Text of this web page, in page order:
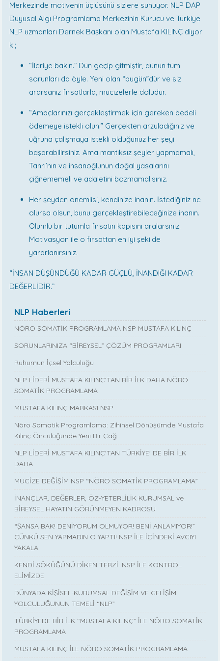
Merkezinde motivenin üçlüsünü sizlere sunuyor. NLP DAP
Duyusal Algı Programlama Merkezinin Kurucu ve Türkiye
NLP uzmanları Dernek Başkanı olan Mustafa KILINÇ diyor
ki;
“İleriye bakın.” Dün geçip gitmiştir, dünün tüm
sorunları da öyle. Yeni olan “bugün”dür ve siz
ararsanız fırsatlarla, mucizelerle doludur.
“Amaçlarınızı gerçekleştirmek için gereken bedeli
ödemeye istekli olun.” Gerçekten arzuladığınız ve
uğruna çalışmaya istekli olduğunuz her şeyi
başarabilirsiniz. Ama mantıksız şeyler yapmamalı,
Tanrı’nın ve insanoğlunun doğal yasalarını
çiğnememeli ve adaletini bozmamalısınız.
Her şeyden önemlisi, kendinize inanın. İstediğiniz ne
olursa olsun, bunu gerçekleştirebileceğinize inanın.
Olumlu bir tutumla fırsatın kapısını aralarsınız.
Motivasyon ile o fırsattan en iyi şekilde
yararlanırsınız.
“İNSAN DÜŞÜNDÜĞÜ KADAR GÜÇLÜ, İNANDIĞI KADAR
DEĞERLİDİR.”
NLP Haberleri
NÖRO SOMATİK PROGRAMLAMA NSP MUSTAFA KILINÇ
SORUNLARINIZA “BİREYSEL” ÇÖZÜM PROGRAMLARI
Ruhumun İçsel Yolculuğu
NLP LİDERİ MUSTAFA KILINÇ’TAN BİR İLK DAHA NÖRO
SOMATİK PROGRAMLAMA
MUSTAFA KILINÇ MARKASI NSP
Nöro Somatik Programlama: Zihinsel Dönüşümde Mustafa
Kılınç Öncülüğünde Yeni Bir Çağ
NLP LİDERİ MUSTAFA KILINÇ'TAN TÜRKİYE' DE BİR İLK
DAHA
MUCİZE DEĞİŞİM NSP “NÖRO SOMATİK PROGRAMLAMA”
İNANÇLAR, DEĞERLER, ÖZ-YETERLİLİK KURUMSAL ve
BİREYSEL HAYATIN GÖRÜNMEYEN KADROSU
“ŞANSA BAK! DENİYORUM OLMUYOR! BENİ ANLAMIYOR!”
ÇÜNKÜ SEN YAPMADIN O YAPTI! NSP İLE İÇİNDEKİ AVCIYI
YAKALA
KENDİ SÖKÜĞÜNÜ DİKEN TERZİ: NSP İLE KONTROL
ELİMİZDE
DÜNYADA KİŞİSEL-KURUMSAL DEĞİŞİM VE GELİŞİM
YOLCULUĞUNUN TEMELİ “NLP”
TÜRKİYEDE BİR İLK “MUSTAFA KILINÇ” İLE NÖRO SOMATİK
PROGRAMLAMA
MUSTAFA KILINÇ İLE NÖRO SOMATİK PROGRAMLAMA